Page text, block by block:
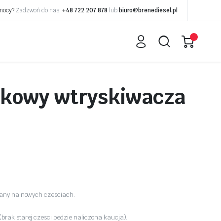
Zadzwoń do nas: +48 722 207 878 lub biuro@brenediesel.pl
wtryskiwacza
na nowych czesciach.
starej czesci bedzie naliczona kaucja).